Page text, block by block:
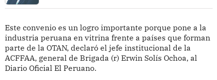
Este convenio es un logro importante porque pone a la
industria peruana en vitrina frente a países que forman
parte de la OTAN, declaró el jefe institucional de la
ACFFAA, general de Brigada (r) Erwin Solís Ochoa, al
Diario Oficial El Peruano.